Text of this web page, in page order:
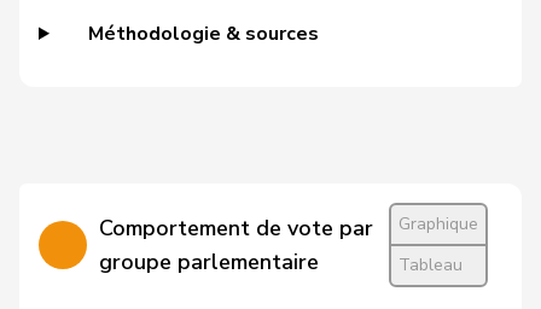
Marbach
Christine Centre
M-E
ZH
Calame
Didier UDC
Méthodologie & sources
Comportement de vote par
groupe parlementaire
Graphique
Tableau